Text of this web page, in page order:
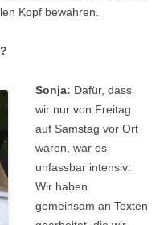
Kopf bewahren.
Sonja: Dafür, dass
wir nur von Freitag
auf Samstag vor Ort
waren, war es
unfassbar intensiv:
Wir haben
gemeinsam an Texten